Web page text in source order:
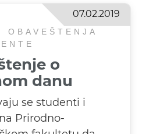
07.02.2019
OBAVEŠTENJA
o
danu
se studenti i
Prirodno-